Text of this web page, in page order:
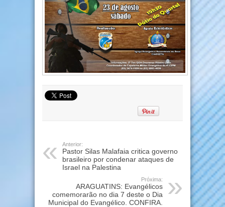
Anterior:
Pastor Silas Malafaia critica governo
brasileiro por condenar ataques de
Israel na Palestina
Próxima:
ARAGUATINS: Evangélicos
comemorarão no dia 7 deste o Dia
Municipal do Evangélico. CONFIRA.